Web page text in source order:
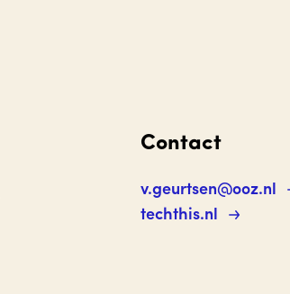
Contact
v.geurtsen@ooz.nl
techthis.nl